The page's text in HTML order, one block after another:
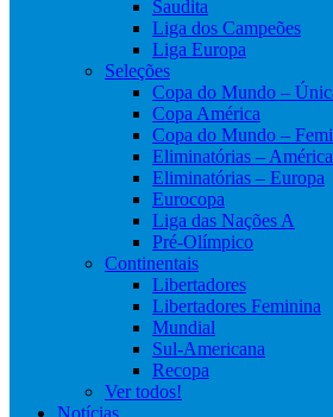
Saudita
Liga dos Campeões
Liga Europa
Seleções
Copa do Mundo –
Copa América
Copa do Mundo –
Eliminatórias –
Eliminatórias – Europa
Eurocopa
Liga das Nações A
Pré-Olímpico
Continentais
Libertadores
Libertadores Feminina
Mundial
Sul-Americana
Recopa
Ver todos!
Notícias